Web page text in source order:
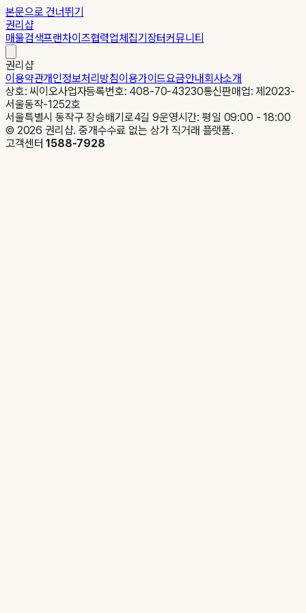
본문으로 건너뛰기
권리샵
매물검색프랜차이즈협력업체집기장터커뮤니티
권리샵
이용약관개인정보처리방침이용가이드요금안내회사소개
상호: 씨이오사업자등록번호: 408-70-43230통신판매업: 제2023-
서울동작-1252호
서울특별시 동작구 장승배기로4길 9운영시간: 평일 09:00 - 18:00
© 2026 권리샵. 중개수수료 없는 상가 직거래 플랫폼.
고객센터1588-7928